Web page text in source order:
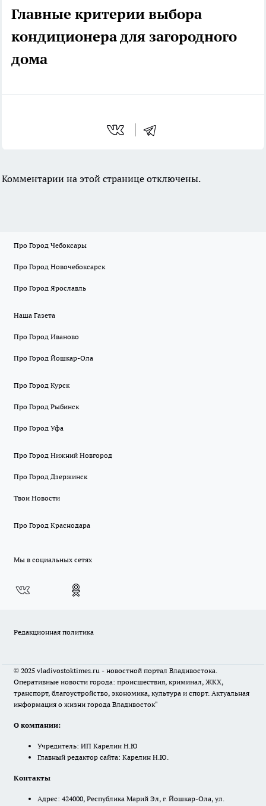
Главные критерии выбора
кондиционера для загородного
дома
Комментарии на этой странице отключены.
Про Город Чебоксары
Про Город Новочебоксарск
Про Город Ярославль
Наша Газета
Про Город Иваново
Про Город Йошкар-Ола
Про Город Курск
Про Город Рыбинск
Про Город Уфа
Про Город Нижний Новгород
Про Город Дзержинск
Твои Новости
Про Город Краснодара
Мы в социальных сетях
Редакционная политика
© 2025 vladivostoktimes.ru - новостной портал Владивостока.
Оперативные новости города: происшествия, криминал, ЖКХ,
транспорт, благоустройство, экономика, культура и спорт. Актуальная
информация о жизни города Владивосток"
О компании:
Учредитель: ИП Карелин Н.Ю
Главный редактор сайта: Карелин Н.Ю.
Контакты
Адрес: 424000, Республика Марий Эл, г. Йошкар-Ола, ул.